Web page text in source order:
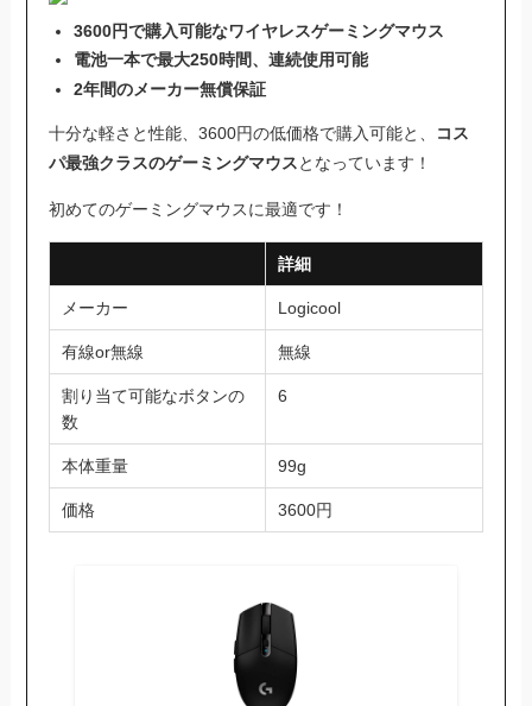
3600円で購入可能なワイヤレスゲーミングマウス
電池一本で最大250時間、連続使用可能
2年間のメーカー無償保証
十分な軽さと性能、3600円の低価格で購入可能と、
コス
パ最強クラスのゲーミングマウスとなっています！
初めてのゲーミングマウスに最適です！
詳細
メーカー Logicool
有線or無線 無線
割り当て可能なボタンの
数
6
本体重量 99g
価格 3600円